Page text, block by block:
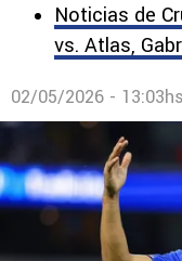
Noticias de
vs. Atlas,
02/05/2026 -